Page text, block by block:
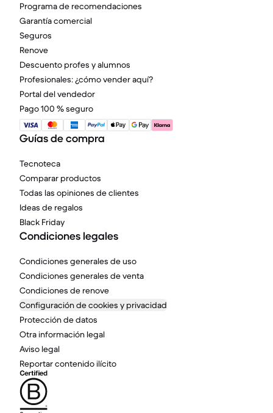
Programa de recomendaciones
Garantía comercial
Seguros
Renove
Descuento profes y alumnos
Profesionales: ¿cómo vender aquí?
Portal del vendedor
Pago 100 % seguro
Guías de compra
Tecnoteca
Comparar productos
Todas las opiniones de clientes
Ideas de regalos
Black Friday
Condiciones legales
Condiciones generales de uso
Condiciones generales de venta
Condiciones de renove
Configuración de cookies y privacidad
Protección de datos
Otra información legal
Aviso legal
Reportar contenido ilícito